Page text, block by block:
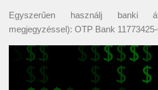
Egyszerűen használj banki
megjegyzéssel): OTP Bank 11773425-